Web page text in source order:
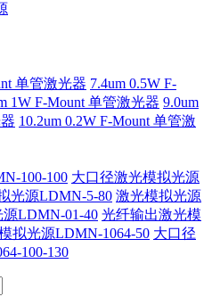
单管激光器 7.4um 0.5W F-
1W F-Mount 单管激光器 9.0um
10.2um 0.2W F-Mount 单管激
100-100 大口径激光模拟光源
光源LDMN-5-80 激光模拟光源
LDMN-01-40 光纤输出激光模
拟光源LDMN-1064-50 大口径
100-130